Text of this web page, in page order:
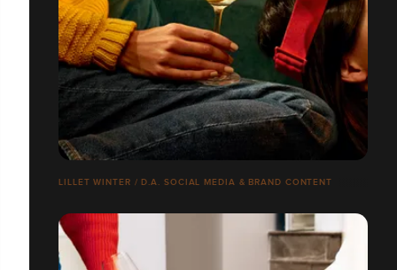
LILLET WINTER / D.A. SOCIAL MEDIA & BRAND CONTENT